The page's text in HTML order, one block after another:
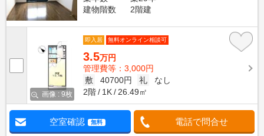
建物階数
2階建
画像 : 9枚
即入居 無料オンライン相談可
3.5万円
管理費等：3,000円
敷
40700円 礼
なし
2階
1K 26.49㎡
空室確認 無料 電話で問合せ